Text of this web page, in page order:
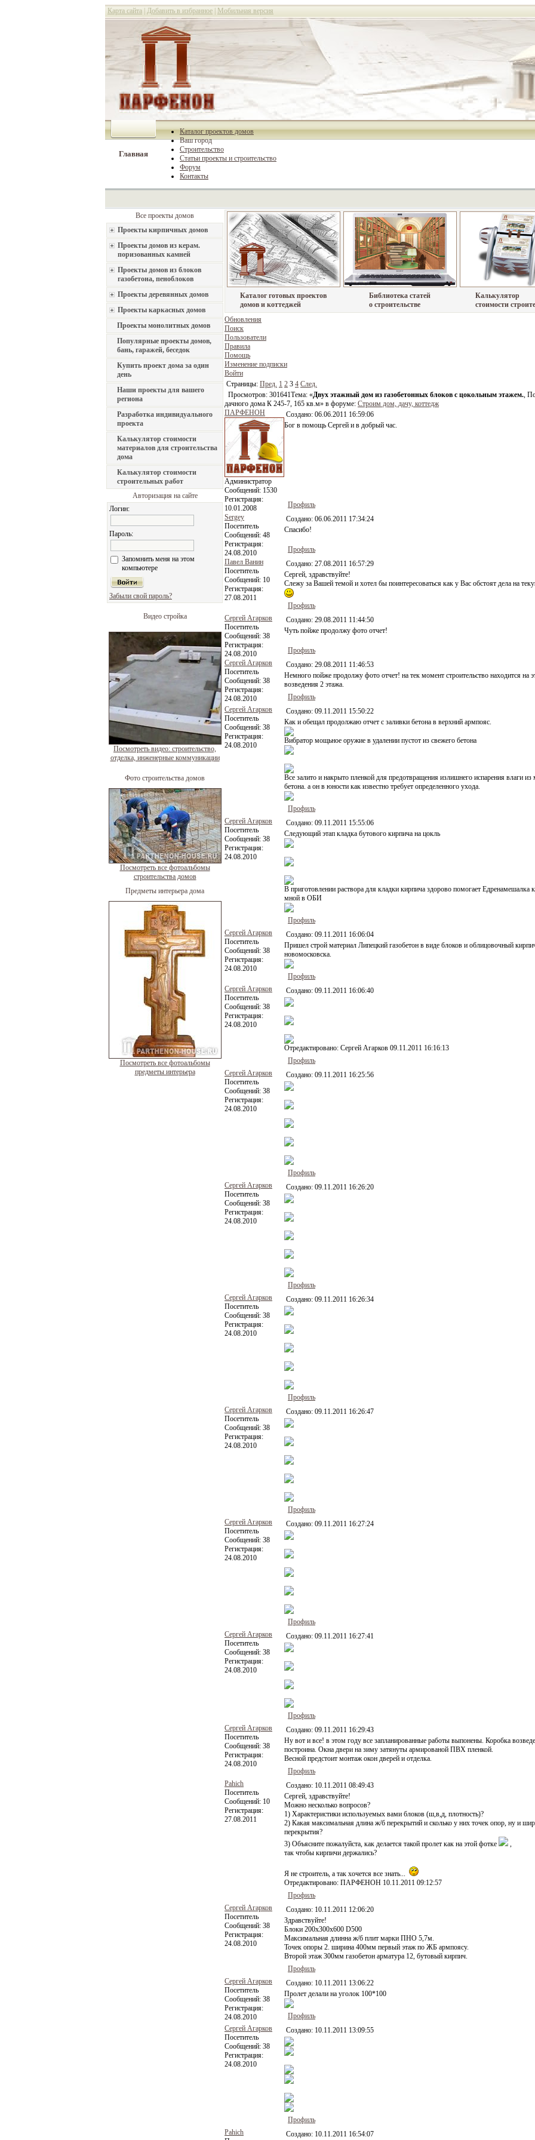
Карта сайта Добавить в избранное Мобильная версия
Главная
Каталог проектов домов
Ваш город
Строительство
Статьи проекты и строительство
Форум
Контакты
Все проекты домов
Проекты кирпичных домов
Проекты домов из керам.
поризованных камней
Проекты домов из блоков
газобетона, пеноблоков
Проекты деревянных домов
Проекты каркасных домов
Проекты монолитных домов
Популярные проекты домов,
бань, гаражей, беседок
Купить проект дома за один
день
Наши проекты для вашего
региона
Разработка индивидуального
проекта
Калькулятор стоимости
материалов для строительства
дома
Калькулятор стоимости
строительных работ
Авторизация на сайте
Логин:
Пароль:
Запомнить меня на этом
компьютере
Забыли свой пароль?
Видео стройка
Посмотреть видео: строительство,
отделка, инженерные коммуникации
Фото строительства домов
Посмотреть все фотоальбомы
строительства домов
Предметы интерьера дома
Посмотреть все фотоальбомы
предметы интерьера
Каталог готовых проектов
домов и коттеджей
Библиотека статей
о строительстве
Калькулятор
стоимости
Обновления
Поиск
Пользователи
Правила
Помощь
Изменение подписки
Войти
Страницы: Пред. 1 2 3 4 След.
Просмотров: 301641Тема: «Двух этажный дом из газобетонных блоков с цокольным этажем.,
дачного дома К 245-7, 165 кв.м» в форуме: Строим дом, дачу, коттедж
ПАРФЕНОН
Администратор
Сообщений: 1530
Регистрация:
10.01.2008
Создано: 06.06.2011 16:59:06
Бог в помощь Сергей и в добрый час.
Профиль
Sergey
Посетитель
Сообщений: 48
Регистрация:
24.08.2010
Создано: 06.06.2011 17:34:24
Спасибо!
Профиль
Павел Ванин
Посетитель
Сообщений: 10
Регистрация:
27.08.2011
Создано: 27.08.2011 16:57:29
Сергей, здравствуйте!
Слежу за Вашей темой и хотел бы поинтересоваться как у Вас обстоят дела на
Профиль
Сергей Агарков
Посетитель
Сообщений: 38
Регистрация:
24.08.2010
Создано: 29.08.2011 11:44:50
Чуть пойже продолжу фото отчет!
Профиль
Сергей Агарков
Посетитель
Сообщений: 38
Регистрация:
24.08.2010
Создано: 29.08.2011 11:46:53
Немного пойже продолжу фото отчет! на тек момент строительство находится на
возведения 2 этажа.
Профиль
Сергей Агарков
Посетитель
Сообщений: 38
Регистрация:
24.08.2010
Создано: 09.11.2011 15:50:22
Как и обещал продолжаю отчет с заливки бетона в верхний армпояс.
Вибратор мощьное оружие в удалении пустот из свежего бетона
Все залито и накрыто пленкой для предотвращения излишнего испарения влаги из
бетона. а он в юности как известно требует определенного ухода.
Профиль
Сергей Агарков
Посетитель
Сообщений: 38
Регистрация:
24.08.2010
Создано: 09.11.2011 15:55:06
Следующий этап кладка бутового кирпича на цокль
В приготовлении раствора для кладки кирпича здорово помогает Едренамешалка
мной в ОБИ
Профиль
Сергей Агарков
Посетитель
Сообщений: 38
Регистрация:
24.08.2010
Создано: 09.11.2011 16:06:04
Пришел строй материал Липецкий газобетон в виде блоков и облицовочный
новомосковска.
Профиль
Сергей Агарков
Посетитель
Сообщений: 38
Регистрация:
24.08.2010
Создано: 09.11.2011 16:06:40
Отредактировано: Сергей Агарков 09.11.2011 16:16:13
Профиль
Сергей Агарков
Посетитель
Сообщений: 38
Регистрация:
24.08.2010
Создано: 09.11.2011 16:25:56
Профиль
Сергей Агарков
Посетитель
Сообщений: 38
Регистрация:
24.08.2010
Создано: 09.11.2011 16:26:20
Профиль
Сергей Агарков
Посетитель
Сообщений: 38
Регистрация:
24.08.2010
Создано: 09.11.2011 16:26:34
Профиль
Сергей Агарков
Посетитель
Сообщений: 38
Регистрация:
24.08.2010
Создано: 09.11.2011 16:26:47
Профиль
Сергей Агарков
Посетитель
Сообщений: 38
Регистрация:
24.08.2010
Создано: 09.11.2011 16:27:24
Профиль
Сергей Агарков
Посетитель
Сообщений: 38
Регистрация:
24.08.2010
Создано: 09.11.2011 16:27:41
Профиль
Сергей Агарков
Посетитель
Сообщений: 38
Регистрация:
24.08.2010
Создано: 09.11.2011 16:29:43
Ну вот и все! в этом году все запланированные работы выпонены. Коробка
построина. Окна двери на зиму затянуты армированой ПВХ пленкой.
Весной предстоит монтаж окон дверей и отделка.
Профиль
Pahich
Посетитель
Сообщений: 10
Регистрация:
27.08.2011
Создано: 10.11.2011 08:49:43
Сергей, здравствуйте!
Можно несколько вопросов?
1) Характеристики используемых вами блоков (ш,в,д, плотность)?
2) Какая максимальная длина ж/б перекрытий и сколько у них точек опор, ну и
перекрытия?
3) Объясните пожалуйста, как делается такой пролет как на этой фотке
,
так чтобы кирпичи держались?
Я не строитель, а так хочется все знать...
Отредактировано: ПАРФЕНОН 10.11.2011 09:12:57
Профиль
Сергей Агарков
Посетитель
Сообщений: 38
Регистрация:
24.08.2010
Создано: 10.11.2011 12:06:20
Здравствуйте!
Блоки 200х300х600 D500
Максимальная длинна ж/б плит марки ПНО 5,7м.
Точек опоры 2. ширина 400мм первый этаж по ЖБ армпоясу.
Второй этаж 300мм газобетон арматура 12, бутовый кирпич.
Профиль
Сергей Агарков
Посетитель
Сообщений: 38
Регистрация:
24.08.2010
Создано: 10.11.2011 13:06:22
Пролет делали на уголок 100*100
Профиль
Сергей Агарков
Посетитель
Сообщений: 38
Регистрация:
24.08.2010
Создано: 10.11.2011 13:09:55
Профиль
Pahich
Создано: 10.11.2011 16:54:07